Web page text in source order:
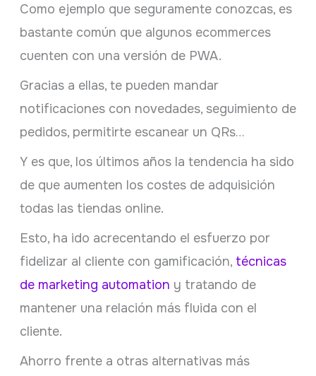
Como ejemplo que seguramente conozcas, es
bastante común que algunos ecommerces
cuenten con una versión de PWA.
Gracias a ellas, te pueden mandar
notificaciones con novedades, seguimiento de
pedidos, permitirte escanear un QRs…
Y es que, los últimos años la tendencia ha sido
de que aumenten los costes de adquisición
todas las tiendas online.
Esto, ha ido acrecentando el esfuerzo por
fidelizar al cliente con gamificación, técnicas
de marketing automation y tratando de
mantener una relación más fluida con el
cliente.
Ahorro frente a otras alternativas más